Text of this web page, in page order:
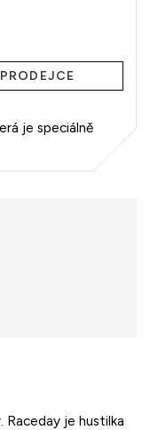
je speciálně
je hustilka